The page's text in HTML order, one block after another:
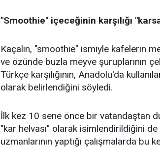
"Smoothie" içeceğinin karşılığı
Kaçalin, "smoothie" ismiyle kafelerin
ve özünde buzla meyve şuruplarının
Türkçe karşılığının, Anadolu'da
olarak belirlendiğini söyledi.
İlk kez 10 sene önce bir vatandaştan
"kar helvası" olarak isimlendirildiğini
uzmanlarının yaptığı çalışmalarda bu